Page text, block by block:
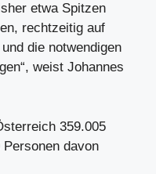
etwa Spitzen
rechtzeitig auf
die notwendigen
weist Johannes
359.005
davon